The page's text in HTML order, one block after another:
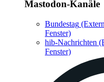
Mastodon-Kanäle
Bundestag
Fenster)
hib-Nachrichten
Fenster)